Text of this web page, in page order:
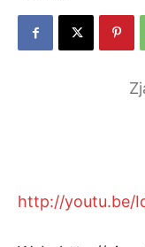
http://youtu.be/